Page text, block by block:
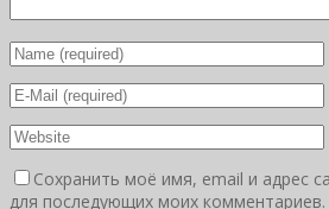
Сохранить моё имя, email и адрес
для последующих моих комментариев.